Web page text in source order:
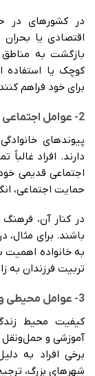
در کشورهای در
اقتصادی یا
بازگشت به
کوچک یا استفاده
برای خود فراهم
2- عوامل اجتماعی و فرهنگی
پیوندهای
دارند. افراد
اجتماعی قدیمی
حمایت اجتماعی،
در کنار آن، فرهنگ
باشند. برای مثال،
به خانواده اهمیت
تربیت فرزندان به
3- عوامل محیطی و جغرافیایی
کیفیت محیط
آموزشی و
برخی افراد به
شهرهای بزرگ،